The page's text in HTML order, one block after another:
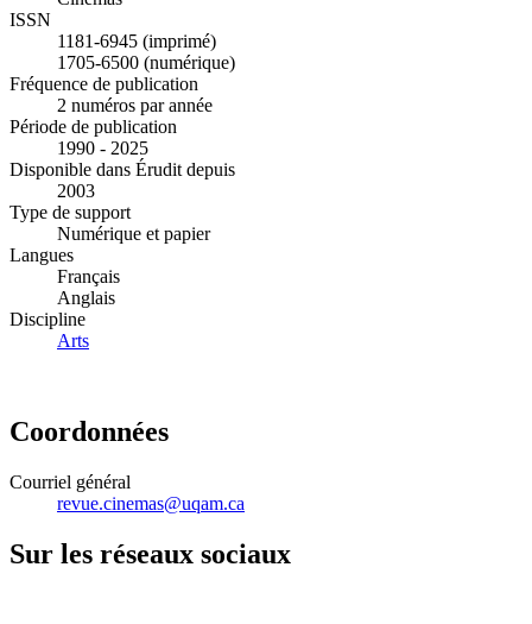
ISSN
1181-6945 (imprimé)
1705-6500 (numérique)
Fréquence de publication
2 numéros par année
Période de publication
1990 - 2025
Disponible dans Érudit depuis
2003
Type de support
Numérique et papier
Langues
Français
Anglais
Discipline
Arts
Coordonnées
Courriel général
revue.cinemas@uqam.ca
Sur les réseaux sociaux